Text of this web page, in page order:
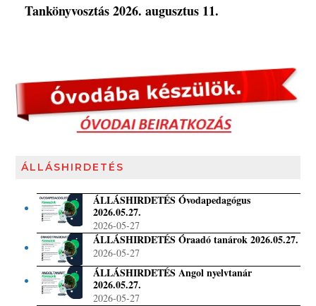
Tankönyvosztás 2026. augusztus 11.
ÁLLÁSHIRDETÉS
ÁLLÁSHIRDETÉS Óvodapedagógus
2026.05.27.
2026-05-27
ÁLLÁSHIRDETÉS Óraadó tanárok 2026.05.27.
2026-05-27
ÁLLÁSHIRDETÉS Angol nyelvtanár
2026.05.27.
2026-05-27